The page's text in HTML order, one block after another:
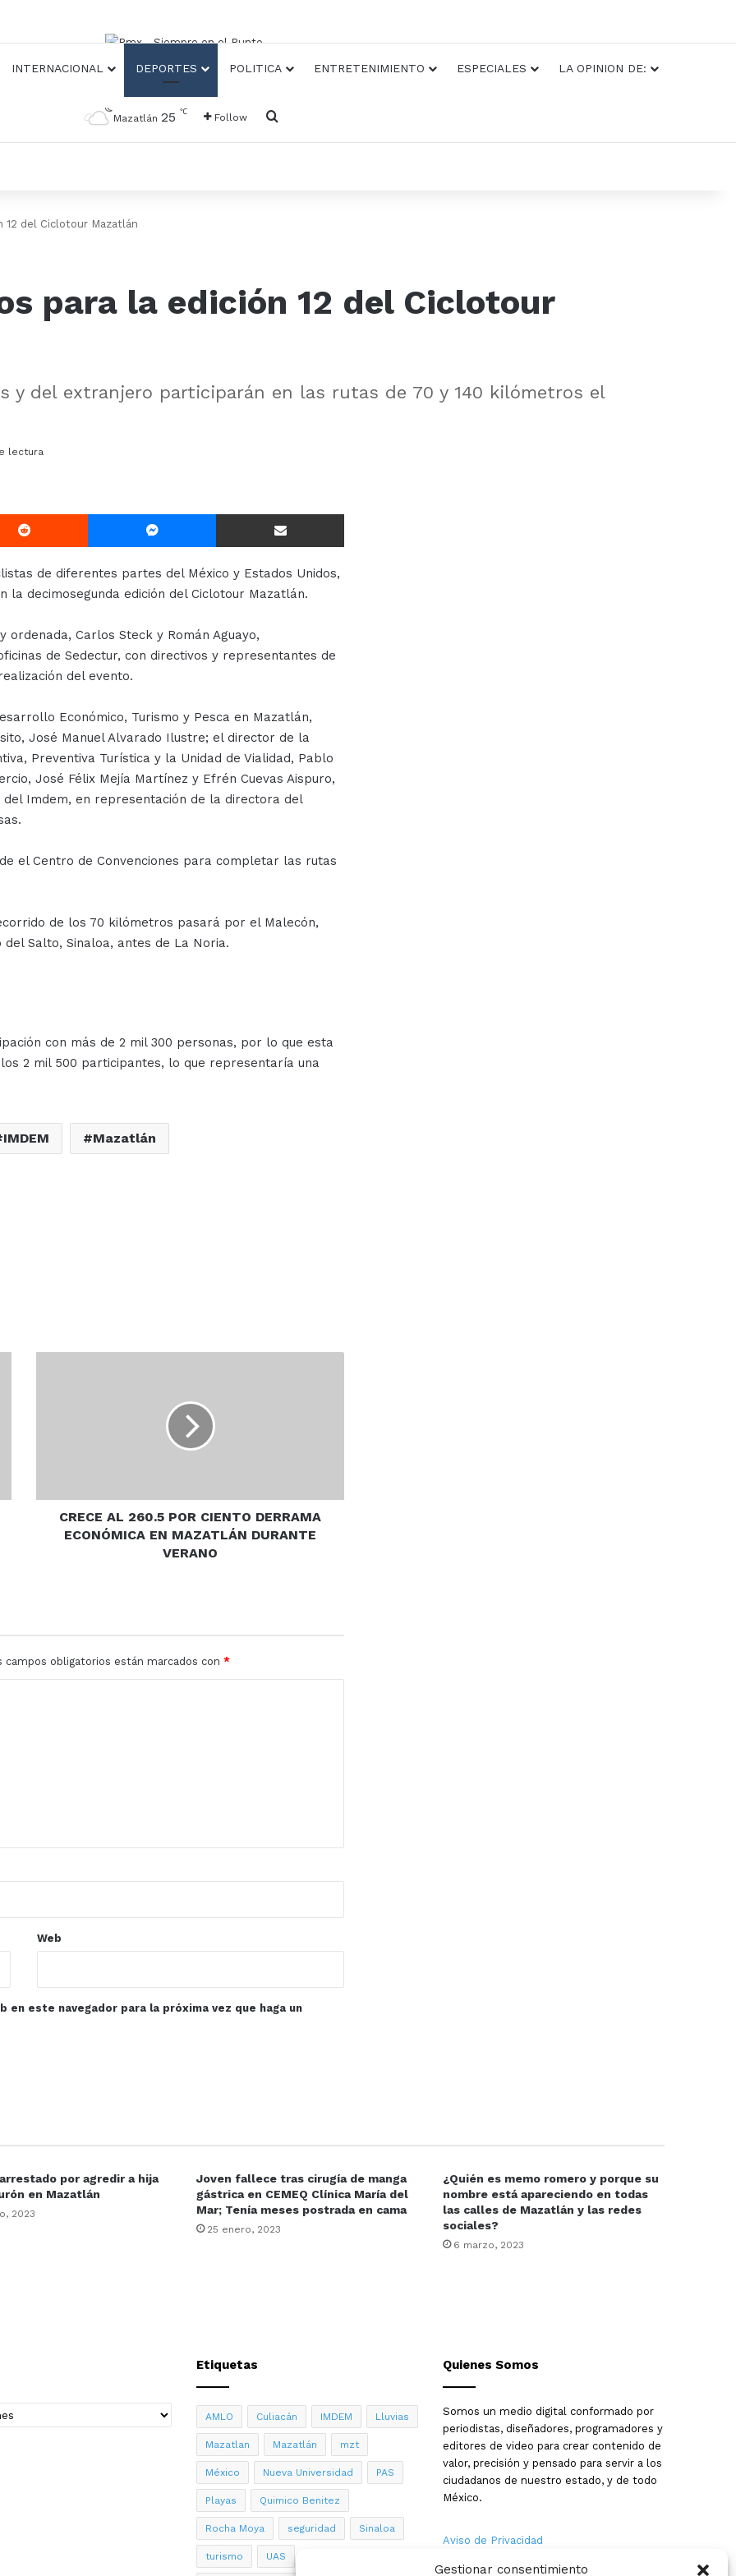
Gestionar consentimiento
INTERNACIONAL DEPORTES POLITICA ENTRETENIMIENTO ESPECIALES LA OPINION DE:
Mazatlán 25 ℃ Follow Busqueda
12 del Ciclotour Mazatlán
para la edición 12 del Ciclotour
y del extranjero participarán en las rutas de 70 y 140 kilómetros el
lectura
Reddit Messenger Compartir Via E-mail
de diferentes partes del México y Estados Unidos,
decimosegunda edición del Ciclotour Mazatlán.
Carlos Steck y Román Aguayo,
de Sedectur, con directivos y representantes de
del evento.
Económico, Turismo y Pesca en Mazatlán,
José Manuel Alvarado Ilustre; el director de la
Preventiva Turística y la Unidad de Vialidad, Pablo
José Félix Mejía Martínez y Efrén Cuevas Aispuro,
Imdem, en representación de la directora del
el Centro de Convenciones para completar las rutas
de los 70 kilómetros pasará por el Malecón,
Salto, Sinaloa, antes de La Noria.
con más de 2 mil 300 personas, por lo que esta
2 mil 500 participantes, lo que representaría una
IMDEM Mazatlán
MAZATLÁN
DURANTE
VERANO
CRECE AL 260.5 POR CIENTO DERRAMA
ECONÓMICA EN MAZATLÁN DURANTE
VERANO
campos obligatorios están marcados con *
Web
este navegador para la próxima vez que haga un
por agredir a hija
en Mazatlán
2023
Joven fallece tras cirugía de manga
gástrica en CEMEQ Clínica María del
Mar; Tenía meses postrada en cama
25 enero, 2023
¿Quién es memo romero y porque su
nombre está apareciendo en todas
las calles de Mazatlán y las redes
sociales?
6 marzo, 2023
Etiquetas
AMLO Culiacán IMDEM Lluvias
Mazatlan Mazatlán mzt
México Nueva Universidad PAS
Playas Quimico Benitez
Rocha Moya seguridad Sinaloa
turismo UAS
Quienes Somos
Somos un medio digital conformado por
periodistas, diseñadores, programadores y
editores de video para crear contenido de
valor, precisión y pensado para servir a los
ciudadanos de nuestro estado, y de todo
México.
Aviso de Privacidad